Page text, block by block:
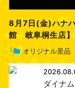
8月7日(金)ハナ
館 岐阜桐生店】
└ オリジナル景品
ダイナ